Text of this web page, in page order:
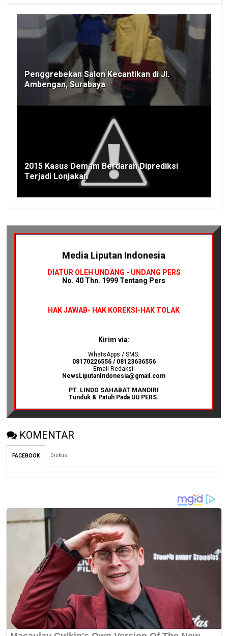
Penggrebekan Salon Kecantikan di Jl.
Ambengan, Surabaya
2015 Kasus Demam Berdarah Diprediksi
Terjadi Lonjakan
Media Liputan Indonesia
DIATUR OLEH UNDANG - UNDANG PERS
No. 40 Thn. 1999 Tentang Pers
HAK JAWAB- HAK KOREKSI-HAK TOLAK
Kirim via:
WhatsApps / SMS:
08170226556 / 08123636556
Email Redaksi:
NewsLiputanIndonesia@gmail.com
PT. LINDO SAHABAT MANDIRI
Tunduk & Patuh Pada UU PERS.
KOMENTAR
FACEBOOK Diskusi